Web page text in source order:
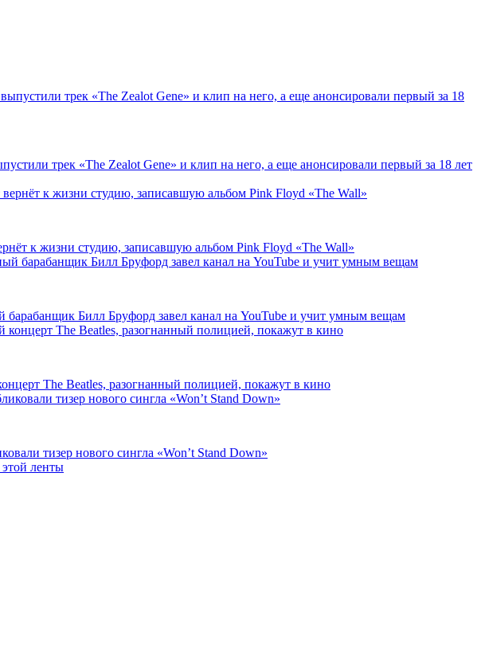
трек «The Zealot Gene» и клип на него, а еще анонсировали первый за 18 лет
к жизни студию, записавшую альбом Pink Floyd «The Wall»
барабанщик Билл Бруфорд завел канал на YouTube и учит умным вещам
The Beatles, разогнанный полицией, покажут в кино
тизер нового сингла «Won’t Stand Down»
ленты